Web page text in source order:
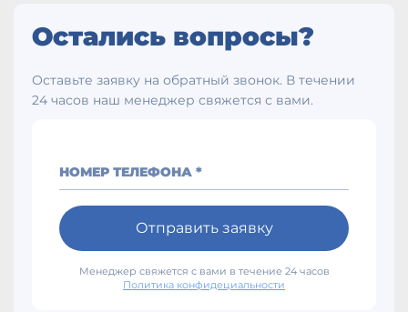
Остались вопросы?
Оставьте заявку на обратный звонок. В течении
24 часов наш менеджер свяжется с вами.
НОМЕР ТЕЛЕФОНА *
Отправить заявку
Менеджер свяжется с вами в течение 24 часов
Политика конфидециальности